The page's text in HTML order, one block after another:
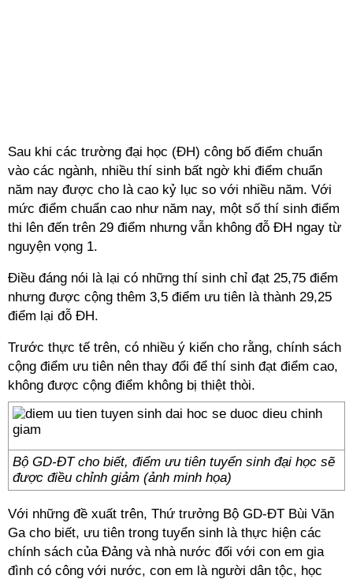
Sau khi các trường đại học (ĐH) công bố điểm chuẩn
vào các ngành, nhiều thí sinh bất ngờ khi điểm chuẩn
năm nay được cho là cao kỷ lục so với nhiều năm. Với
mức điểm chuẩn cao như năm nay, một số thí sinh điểm
thi lên đến trên 29 điểm nhưng vẫn không đỗ ĐH ngay từ
nguyện vọng 1.
Điều đáng nói là lại có những thí sinh chỉ đạt 25,75 điểm
nhưng được cộng thêm 3,5 điểm ưu tiên là thành 29,25
điểm lại đỗ ĐH.
Trước thực tế trên, có nhiều ý kiến cho rằng, chính sách
cộng điểm ưu tiên nên thay đổi để thí sinh đạt điểm cao,
không được cộng điểm không bị thiệt thòi.
Bộ GD-ĐT cho biết, điểm ưu tiên tuyển sinh đại học sẽ
được điều chỉnh giảm (ảnh minh họa)
Với những đề xuất trên, Thứ trưởng Bộ GD-ĐT Bùi Văn
Ga cho biết, ưu tiên trong tuyển sinh là thực hiện các
chính sách của Đảng và nhà nước đối với con em gia
đình có công với nước, con em là người dân tộc, học